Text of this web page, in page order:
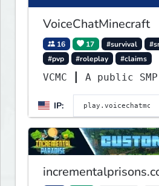
VoiceChatMinecraft
16 17 #survival
#pvp
#roleplay #claims
VCMC ┃ A public SMP
IP: